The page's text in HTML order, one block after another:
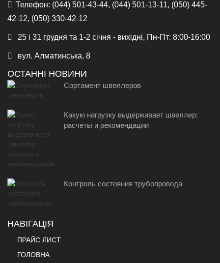
Телефон: (044) 501-43-44, (044) 501-13-11, (050) 445-
42-12, (050) 330-42-12
25 і 31 грудня та 1-2 січня - вихідні, Пн-Пт: 8:00-16:00
вул. Алматинська, 8
ОСТАННІ НОВИНИ
Сортамент швеллеров
Какую нагрузку выдерживает швеллер:
расчеты и рекомендации
Контроль состояния трубопровода
НАВІГАЦІЯ
ПРАЙС ЛИСТ
ГОЛОВНА